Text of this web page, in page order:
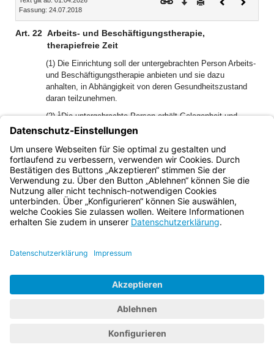
Fassung: 24.07.2018
Art. 22 Arbeits- und Beschäftigungstherapie,
therapiefreie Zeit
(1) Die Einrichtung soll der untergebrachten Person Arbeits-
und Beschäftigungstherapie anbieten und sie dazu
anhalten, in Abhängigkeit von deren Gesundheitszustand
daran teilzunehmen.
(2)1Die untergebrachte Person erhält Gelegenheit und
Anregungen, ihre therapiefreie Zeit in einer für sie sinnvollen
2Der untergebrachten Person ist täglich
mindestens eine Stunde Aufenthalt im Freien zu
ermöglichen.
Bayern.de
BayernPortal
Impressum